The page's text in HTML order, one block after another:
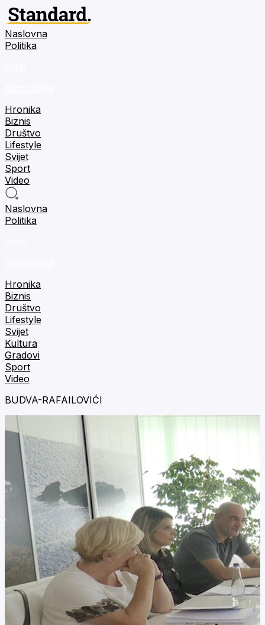
Naslovna
Politika
Hronika
Biznis
Društvo
Lifestyle
Svijet
Sport
Video
Naslovna
Politika
Hronika
Biznis
Društvo
Lifestyle
Svijet
Kultura
Gradovi
Sport
Video
BUDVA-RAFAILOVIĆI